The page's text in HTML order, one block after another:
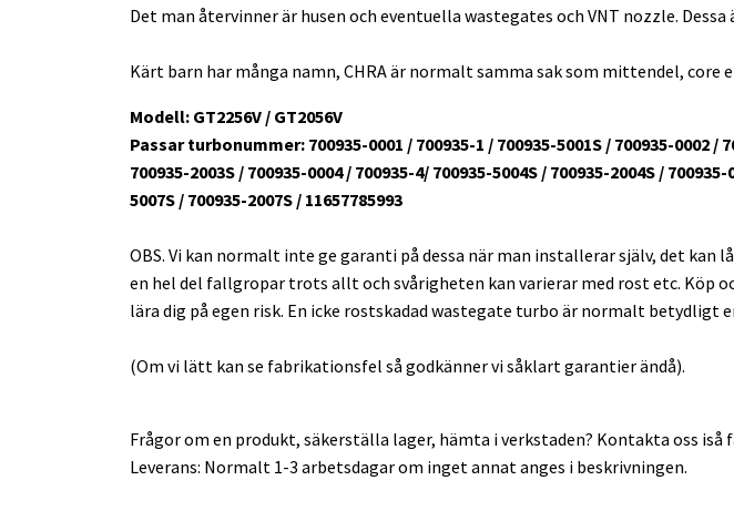
Det man återvinner är husen och eventuella wastegates och VNT nozzle.
Kärt barn har många namn, CHRA är normalt samma sak som mittendel, core
Modell: GT2256V / GT2056V
Passar turbonummer: 700935-0001 / 700935-1 / 700935-5001S / 700935-0002 /
700935-2003S / 700935-0004 / 700935-4/ 700935-5004S / 700935-2004S /
5007S / 700935-2007S / 11657785993
OBS. Vi kan normalt inte ge garanti på dessa när man installerar själv, det kan
en hel del fallgropar trots allt och svårigheten kan varierar med rost etc. Köp
lära dig på egen risk. En icke rostskadad wastegate turbo är normalt betydligt
(Om vi lätt kan se fabrikationsfel så godkänner vi såklart garantier ändå).
Frågor om en produkt, säkerställa lager, hämta i verkstaden? Kontakta oss iså
Leverans: Normalt 1-3 arbetsdagar om inget annat anges i beskrivningen.